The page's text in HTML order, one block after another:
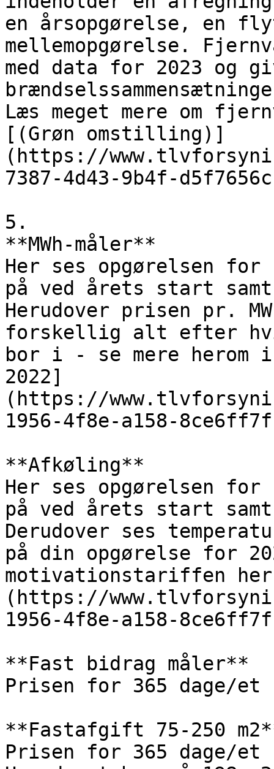
en årsopgørelse, en
mellemopgørelse.
med data for 2023 og
Læs meget mere om
[(Grøn omstilling)]
(https://
7387-4d43-9b4f-
5.
**MWh-måler**
Her ses opgørelsen for
på ved årets start
Herudover prisen pr.
forskellig alt efter
bor i - se mere
2022]
(https://
1956-4f8e-a158-
**Afkøling**
Her ses opgørelsen for
på ved årets start
Derudover ses
på din opgørelse for
motivationstariffen
(https://
1956-4f8e-a158-
**Fast bidrag måler**
Prisen for 365 dage/
**Fastafgift 75-250
Prisen for 365 dage/